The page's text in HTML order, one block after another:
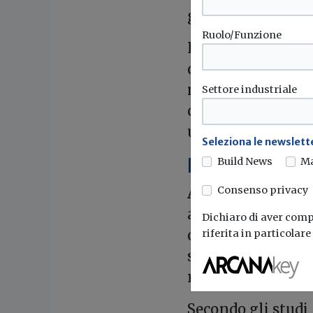
generate
L'efficacia
manutenzione.
contribuire a
utile degli
Le
Attraverso
acquisire
originaria. La
struttura più
resistenza
Secondo gli
Ruolo/Funzione
Settore industriale
Seleziona le
Build News
Consenso privacy
Dichiaro di aver
riferita in particolare